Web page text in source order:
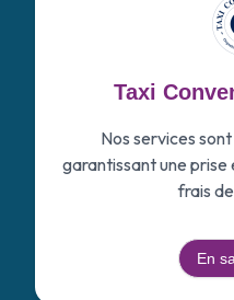
Taxi
Nos services
garantissant une prise
frais
En